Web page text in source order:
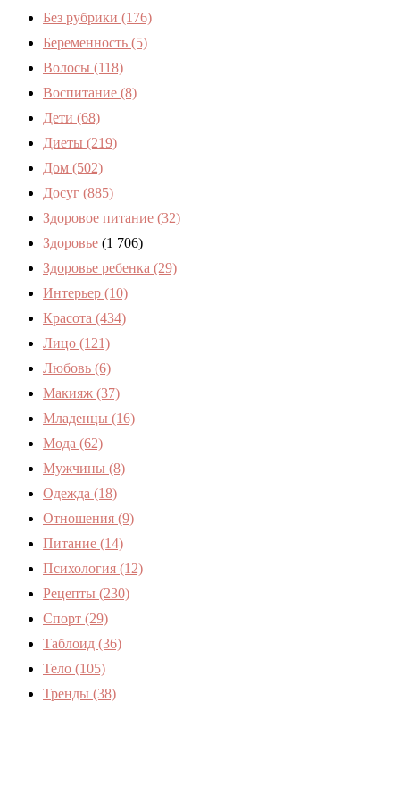
Без рубрики (176)
Беременность (5)
Волосы (118)
Воспитание (8)
Дети (68)
Диеты (219)
Дом (502)
Досуг (885)
Здоровое питание (32)
Здоровье (1 706)
Здоровье ребенка (29)
Интерьер (10)
Красота (434)
Лицо (121)
Любовь (6)
Макияж (37)
Младенцы (16)
Мода (62)
Мужчины (8)
Одежда (18)
Отношения (9)
Питание (14)
Психология (12)
Рецепты (230)
Спорт (29)
Таблоид (36)
Тело (105)
Тренды (38)